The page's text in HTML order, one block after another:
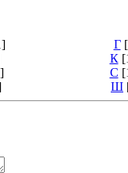
Г
К
С
Ш